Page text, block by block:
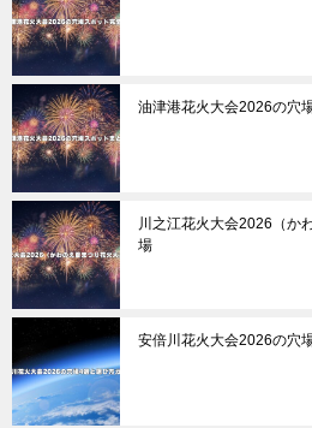
油津港花火大会2026の穴
川之江花火大会2026（か
場
安倍川花火大会2026の穴